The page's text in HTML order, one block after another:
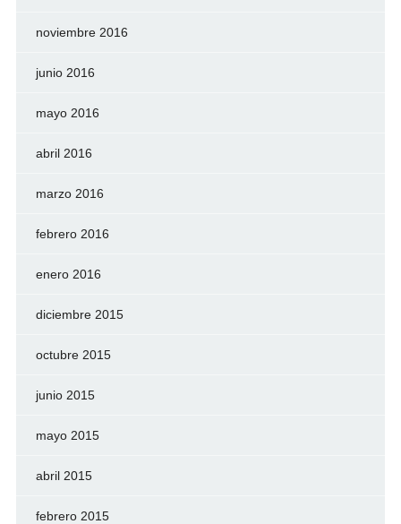
noviembre 2016
junio 2016
mayo 2016
abril 2016
marzo 2016
febrero 2016
enero 2016
diciembre 2015
octubre 2015
junio 2015
mayo 2015
abril 2015
febrero 2015